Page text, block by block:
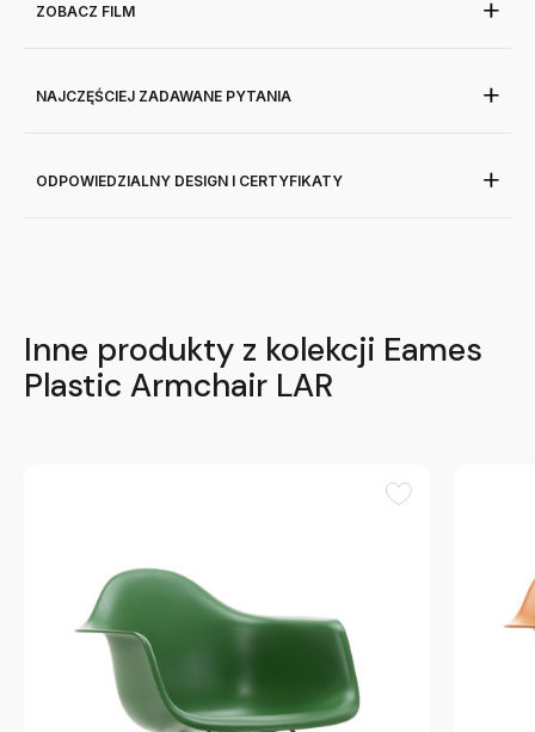
ZOBACZ FILM
NAJCZĘŚCIEJ ZADAWANE PYTANIA
ODPOWIEDZIALNY DESIGN I CERTYFIKATY
Inne produkty z kolekcji Eames
Plastic Armchair LAR